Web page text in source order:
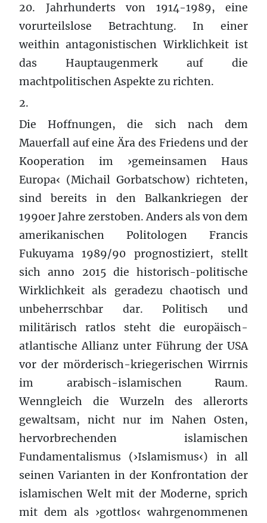
20. Jahrhunderts von 1914-1989, eine
vorurteilslose Betrachtung. In einer
weithin antagonistischen Wirklichkeit ist
das Hauptaugenmerk auf die
machtpolitischen Aspekte zu richten.
2.
Die Hoffnungen, die sich nach dem
Mauerfall auf eine Ära des Friedens und der
Kooperation im ›gemeinsamen Haus
Europa‹ (Michail Gorbatschow) richteten,
sind bereits in den Balkankriegen der
1990er Jahre zerstoben. Anders als von dem
amerikanischen Politologen Francis
Fukuyama 1989/90 prognostiziert, stellt
sich anno 2015 die historisch-politische
Wirklichkeit als geradezu chaotisch und
unbeherrschbar dar. Politisch und
militärisch ratlos steht die europäisch-
atlantische Allianz unter Führung der USA
vor der mörderisch-kriegerischen Wirrnis
im arabisch-islamischen Raum.
Wenngleich die Wurzeln des allerorts
gewaltsam, nicht nur im Nahen Osten,
hervorbrechenden islamischen
Fundamentalismus (›Islamismus‹) in all
seinen Varianten in der Konfrontation der
islamischen Welt mit der Moderne, sprich
mit dem als ›gottlos‹ wahrgenommenen